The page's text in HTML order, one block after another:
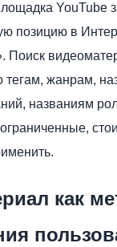
YouTube
позицию в
Поиск
тегам, жанрам,
названиям
как